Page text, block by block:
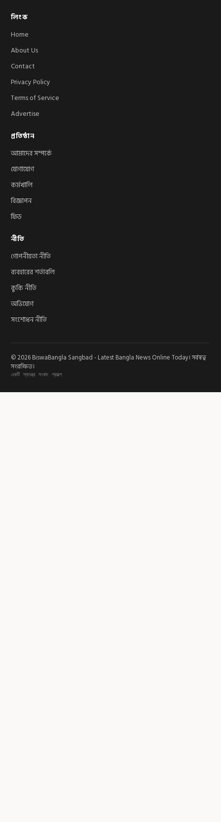
লিংক
Home
About Us
Contact
Privacy Policy
Terms of Service
Advertise
প্রতিষ্ঠান
আমাদের সম্পর্কে
যোগাযোগ
কর্মখালি
বিজ্ঞাপন
ফিড
নীতি
গোপনীয়তা নীতি
ব্যবহারের শর্তাবলি
কুকি নীতি
অভিযোগ
সংশোধন নীতি
© 2026 BiswaBangla Sangbad - Latest Bangla News Online Today। সর্বস্বত্ব
সংরক্ষিত।
একটি স্বতন্ত্র সংবাদ প্রকল্প